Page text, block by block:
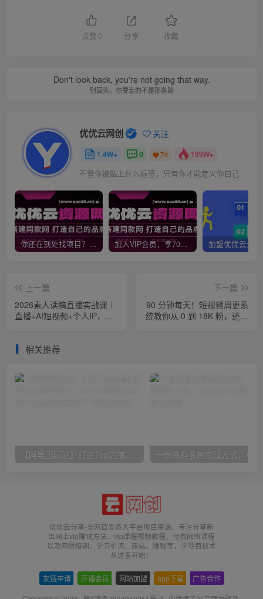
点赞 0 分享 收藏
Don't look back, you're not going that way.
别回头，你要走的不是那条路
优优云网创 关注
1.4W+ 0 74 199W+
不管你被贴上什么标签，只有你才能定义你自己
你还在到处找项目？还在当韭菜？我靠网创资源站一个月收入5万+，曾经我也是个失败者。 加入VIP会员，享70%的推广提成，免费学习多种网上创业课程，菜鸟秒变大神！
上一篇
2026素人读稿直播实战课｜
直播+AI短视频+个人IP，让
下一篇
90 分钟每天！短视频周更系
统教你从 0 到 18K 粉，还能
相关推荐
【阿里国际站】打造Top店铺&获得优质询盘客户，​95%的国际站讲师不会说的运营技巧
优优云分享-全网首发各大平台项目资源、专注分享新
出网上vip赚钱方法、vip课程视频教程、付费网络课程
以及网赚培训，学习引流、建站、赚钱等，学项目技术
从这里开始！
友链申请 开通会员 网站加盟 app下载 广告合作